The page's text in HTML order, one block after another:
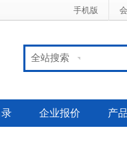
手机版
全站搜索
企业报价 产